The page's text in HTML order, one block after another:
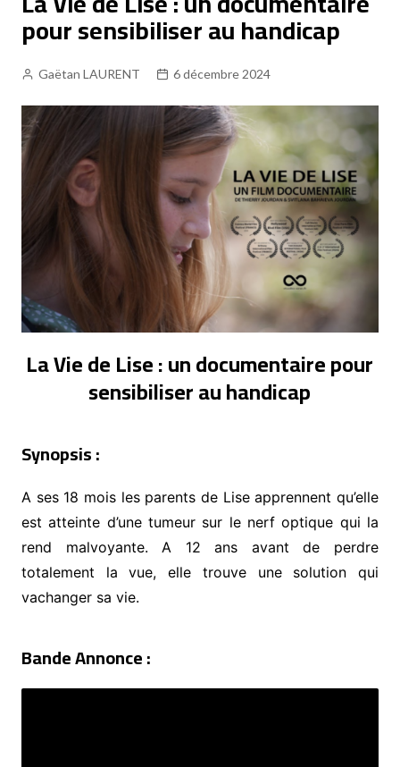
Fréquence 3 Gold
Tous les podcasts et replays
pour sensibiliser au handicap
Gaëtan LAURENT 6 décembre 2024
La Vie de Lise : un documentaire pour
sensibiliser au handicap
Synopsis :
A ses 18 mois les parents de Lise apprennent qu’elle
est atteinte d’une tumeur sur le nerf optique qui la
rend malvoyante. A 12 ans avant de perdre
totalement la vue, elle trouve une solution qui
vachanger sa vie.
Bande Annonce :